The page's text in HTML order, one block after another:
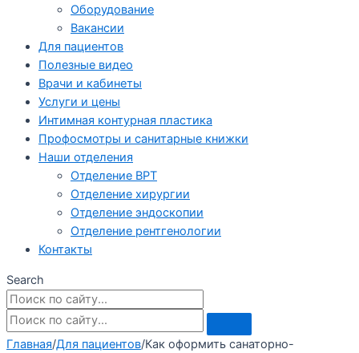
Оборудование
Вакансии
Для пациентов
Полезные видео
Врачи и кабинеты
Услуги и цены
Интимная контурная пластика
Профосмотры и санитарные книжки
Наши отделения
Отделение ВРТ
Отделение хирургии
Отделение эндоскопии
Отделение рентгенологии
Контакты
Search
Главная/Для пациентов/Как оформить санаторно-